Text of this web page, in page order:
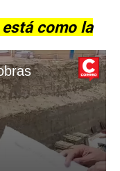
está como la